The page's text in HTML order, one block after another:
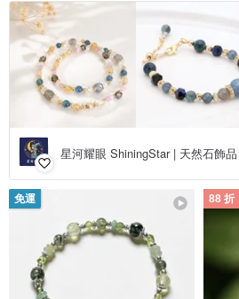
星河耀眼 ShiningStar | 天然石飾品
免運 88 折